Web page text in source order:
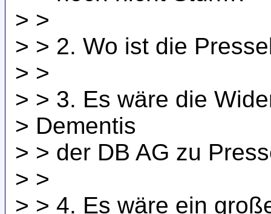
> >
> > 2. Wo ist die
> >
> > 3. Es wäre die
> Dementis
> > der DB AG zu
> >
> > 4. Es wäre ein